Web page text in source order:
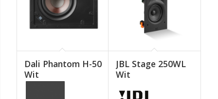
Dali Phantom H-50
Wit
JBL Stage 250WL
Wit